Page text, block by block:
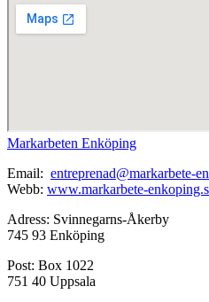
Markarbeten Enköping
Email: entreprenad@markarbete-
Webb: www.markarbete-
Adress: Svinnegarns-Åkerby
745 93 Enköping
Post: Box 1022
751 40 Uppsala